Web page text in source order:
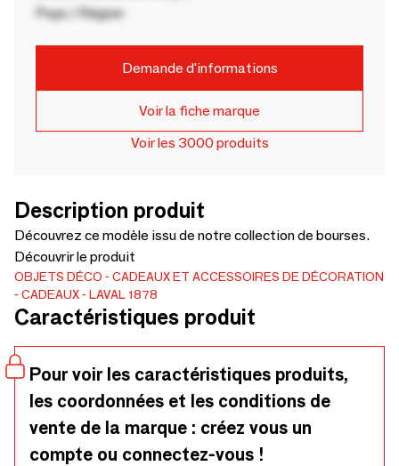
Pays / Région
Demande d'informations
Voir la fiche marque
Voir les 3000 produits
Description produit
Découvrez ce modèle issu de notre collection de bourses.
Découvrir le produit
OBJETS DÉCO
CADEAUX ET ACCESSOIRES DE DÉCORATION
CADEAUX
LAVAL 1878
Caractéristiques produit
Pour voir les caractéristiques produits,
les coordonnées et les conditions de
vente de la marque : créez vous un
compte ou connectez-vous !